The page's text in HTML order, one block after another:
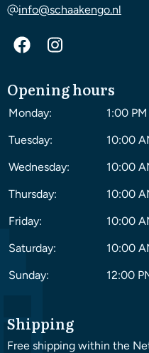
info@schaakengo.nl
Opening hours
Monday:
1:00
Tuesday:
10:00
Wednesday:
10:00
Thursday:
10:00
Friday:
10:00
Saturday:
10:00
Sunday:
12:00
Shipping
Free shipping within the